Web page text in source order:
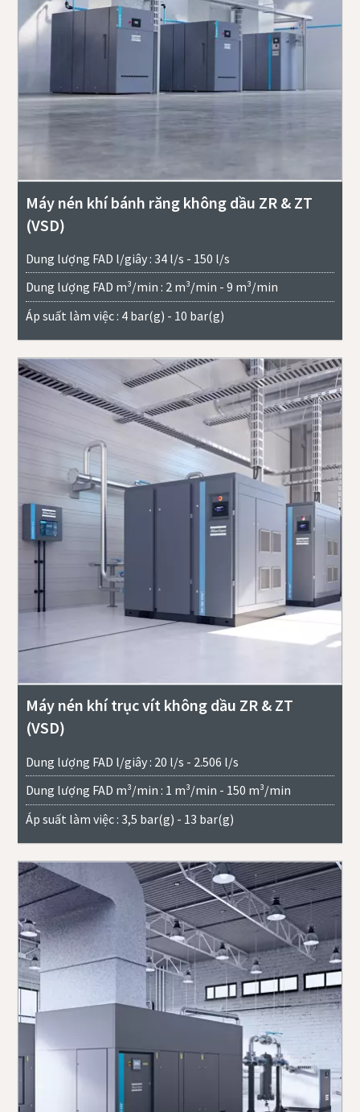
Máy nén khí bánh răng không dầu ZR & ZT
(VSD)
Dung lượng FAD l/giây : 34 l/s - 150 l/s
Dung lượng FAD m³/min : 2 m³/min - 9 m³/min
Áp suất làm việc : 4 bar(g) - 10 bar(g)
Máy nén khí trục vít không dầu ZR & ZT
(VSD)
Dung lượng FAD l/giây : 20 l/s - 2.506 l/s
Dung lượng FAD m³/min : 1 m³/min - 150 m³/min
Áp suất làm việc : 3,5 bar(g) - 13 bar(g)